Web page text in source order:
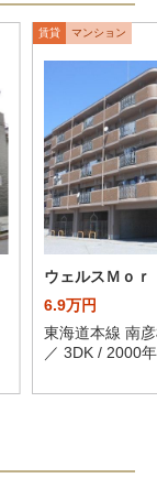
賃貸 マンション
ウェルスＭｏｒ
6.9万円
東海道本線 南
／ 3DK / 2000